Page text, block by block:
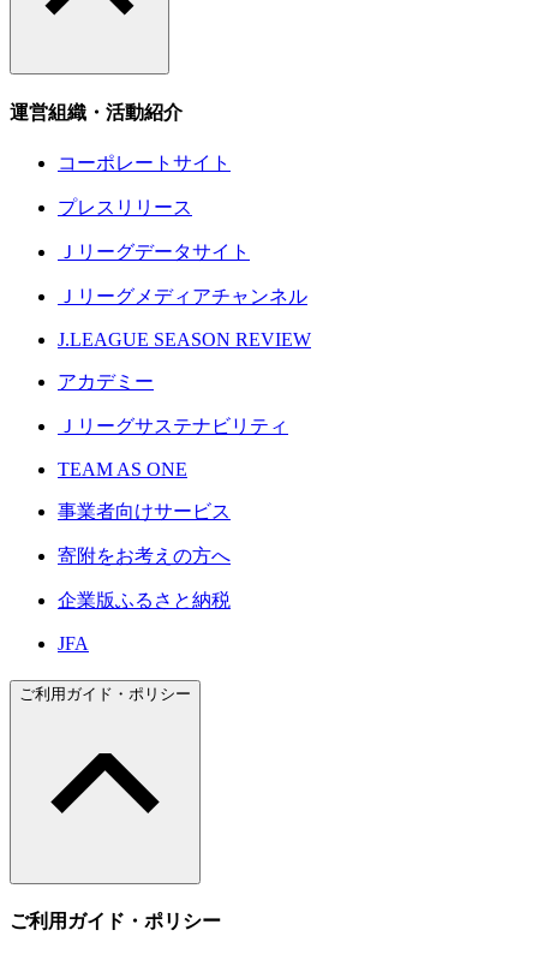
運営組織・活動紹介
コーポレートサイト
プレスリリース
Ｊリーグデータサイト
Ｊリーグメディアチャンネル
J.LEAGUE SEASON REVIEW
アカデミー
Ｊリーグサステナビリティ
TEAM AS ONE
事業者向けサービス
寄附をお考えの方へ
企業版ふるさと納税
JFA
ご利用ガイド・ポリシー
ご利用ガイド・ポリシー